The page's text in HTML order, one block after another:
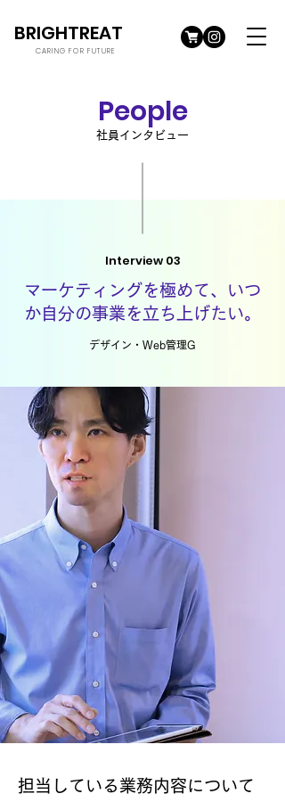
BRIGHTREAT
CARING FOR FUTURE
People
社員インタビュー
Interview 03
マーケティングを極めて、いつ
か自分の事業を立ち上げたい。
デザイン・Web管理G
担当している業務内容について